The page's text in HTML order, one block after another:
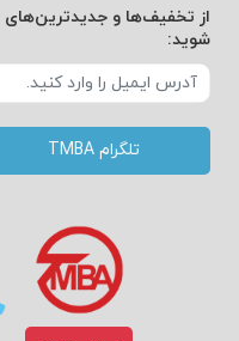
از تخفیف‌ها و جدیدترین‌های
شوید:
تلگرام TMBA